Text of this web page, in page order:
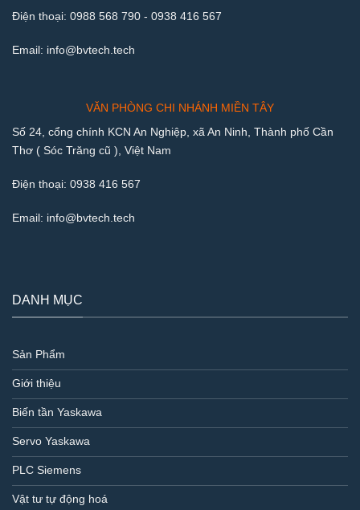
Điện thoại: 0988 568 790 - 0938 416 567
Email: info@bvtech.tech
VĂN PHÒNG CHI NHÁNH MIỀN TÂY
Số 24, cổng chính KCN An Nghiệp, xã An Ninh, Thành phố Cần
Thơ ( Sóc Trăng cũ ), Việt Nam
Điện thoại: 0938 416 567
Email: info@bvtech.tech
DANH MỤC
Sản Phẩm
Giới thiệu
Biến tần Yaskawa
Servo Yaskawa
PLC Siemens
Vật tư tự động hoá